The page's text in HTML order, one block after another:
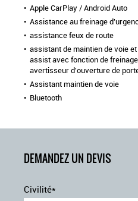
Apple CarPlay / Android Auto
Assistance au freinage
assistance feux de route
assistant de maintien de voie
assist avec fonction de
avertisseur d'ouverture de
Assistant maintien de voie
Bluetooth
Climatisation automatique
Commande Vocale
Démarrage sans clé
DEMANDEZ UN DEVIS
Civilité*